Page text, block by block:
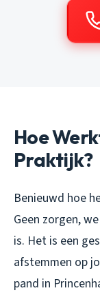
Hoe
Praktijk?
Benieuwd hoe
Geen zorgen,
is. Het is een
afstemmen op
pand in